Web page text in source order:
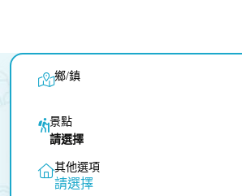
鄉/鎮
景點
請選擇
其他選項
請選擇